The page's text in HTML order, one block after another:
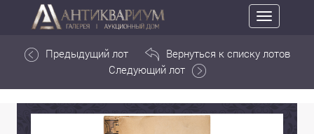
Toggle
navigation
Предыдущий лот
Вернуться к списку лотов
Следующий лот